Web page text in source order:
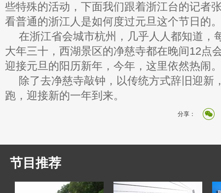
些特殊的活动，下面我们跟着浙江台的记者
看普通的浙江人是如何度过元旦这个节日的
在浙江省会城市杭州，几乎人人都知道，
大年三十，西湖景区的净慈寺都在晚间12点
迎接元旦的阳历新年，今年，这里依然热闹
除了去净慈寺敲钟，以传统方式辞旧迎新
跑，迎接新的一年到来。
分享：
节目推荐